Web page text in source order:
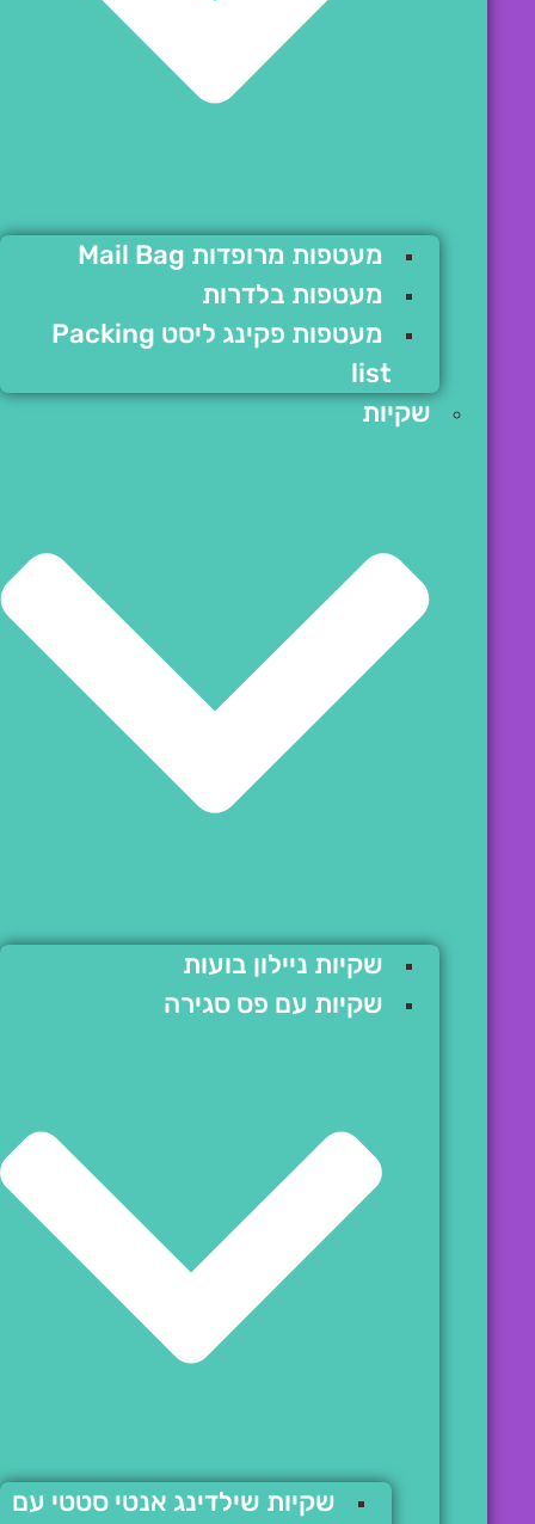
מעטפות מרופדות Mail Bag
מעטפות בלדרות
מעטפות פקינג ליסט Packing
list
שקיות
שקיות ניילון בועות
שקיות עם פס סגירה
שקיות שילדינג אנטי סטטי עם